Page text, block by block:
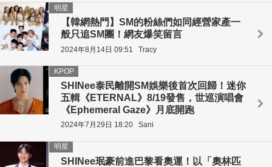
【韓網熱門】SM的粉絲們如同經營家產一
般只追SM團！網友爆笑留言
明星
2024年8月14日 09:51 Tracy
SHINee泰民離開SM娛樂後首次回歸！迷你
五輯《ETERNAL》8/19發售，世巡演唱會
《Ephemeral Gaze》月底開跑
KPOP
2024年7月29日 18:20 Sani
SHINee珉豪前進巴黎看奧運！以「奧林匹
明星